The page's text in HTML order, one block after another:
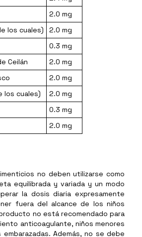
2.0 mg
los cuales)
2.0 mg
0.3 mg
Ceilán
2.0 mg
2.0 mg
los cuales)
2.0 mg
0.3 mg
2.0 mg
no deben utilizarse como
equilibrada y variada y un modo
la dosis diaria expresamente
fuera del alcance de los niños
no está recomendado para
anticoagulante, niños menores
Además, no se debe